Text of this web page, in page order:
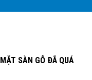
MẶT SÀN GỖ ĐÃ QUÁ